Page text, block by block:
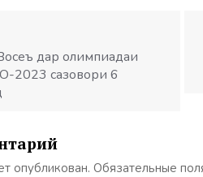
дар олимпиадаи
2023 сазовори 6
опубликован. Обязательные